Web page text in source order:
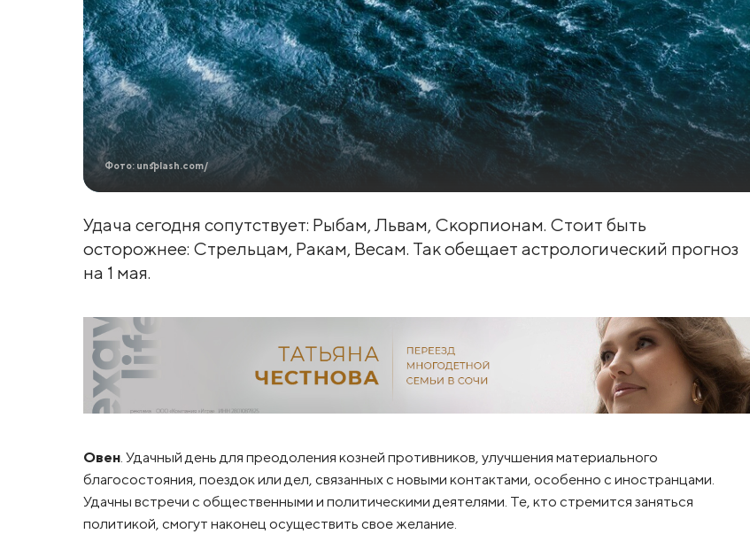
Фото: unsplash.com/
Удача сегодня сопутствует: Рыбам, Львам, Скорпионам. Стоит быть
осторожнее: Стрельцам, Ракам, Весам. Так обещает астрологический прогноз
на 1 мая.
Овен. Удачный день для преодоления козней противников, улучшения материального
благосостояния, поездок или дел, связанных с новыми контактами, особенно с иностранцами.
Удачны встречи с общественными и политическими деятелями. Те, кто стремится заняться
политикой, смогут наконец осуществить свое желание.